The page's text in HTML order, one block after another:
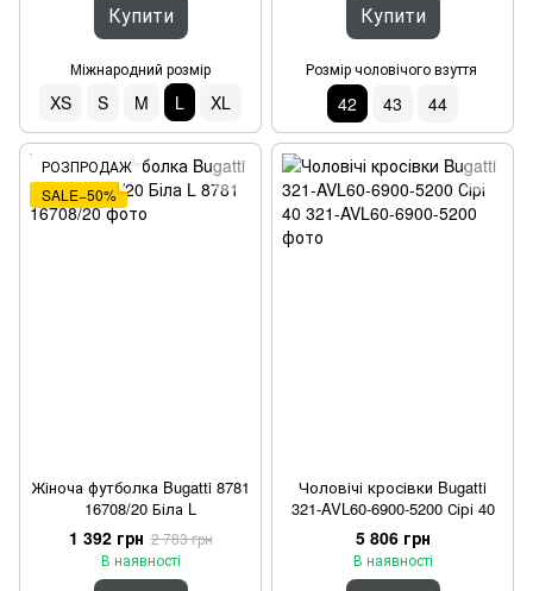
Купити
Міжнародний розмір
XS S M L XL
Купити
Розмір чоловічого взуття
42 43 44
РОЗПРОДАЖ
SALE−50%
Жіноча футболка Bugatti 8781
16708/20 Біла L
1 392 грн 2 783 грн
В наявності
Чоловічі кросівки Bugatti
321-AVL60-6900-5200 Сірі 40
5 806 грн
В наявності